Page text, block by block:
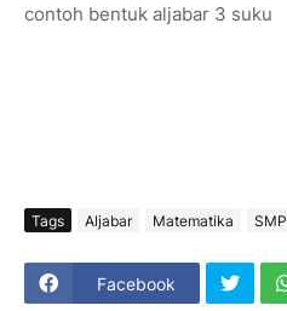
contoh bentuk aljabar 3 suku
Tags Aljabar Matematika SMP
Facebook